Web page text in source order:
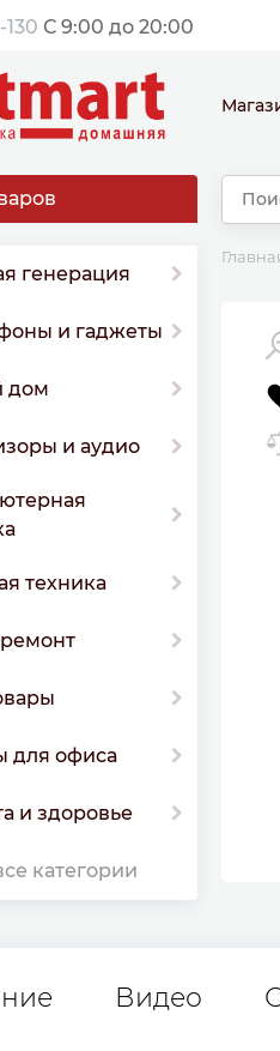
130 С 9:00 до 20:00
генерация
и гаджеты
дом
и аудио
техника
для офиса
и здоровье
категории
Видео